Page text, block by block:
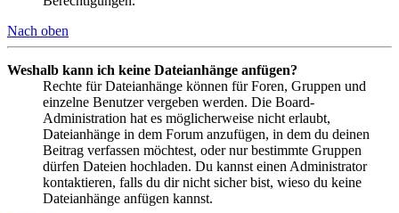
Nach oben
Weshalb kann ich keine Dateianhänge anfügen?
Rechte für Dateianhänge können für Foren, Gruppen und
einzelne Benutzer vergeben werden. Die Board-
Administration hat es möglicherweise nicht erlaubt,
Dateianhänge in dem Forum anzufügen, in dem du deinen
Beitrag verfassen möchtest, oder nur bestimmte Gruppen
dürfen Dateien hochladen. Du kannst einen Administrator
kontaktieren, falls du dir nicht sicher bist, wieso du keine
Dateianhänge anfügen kannst.